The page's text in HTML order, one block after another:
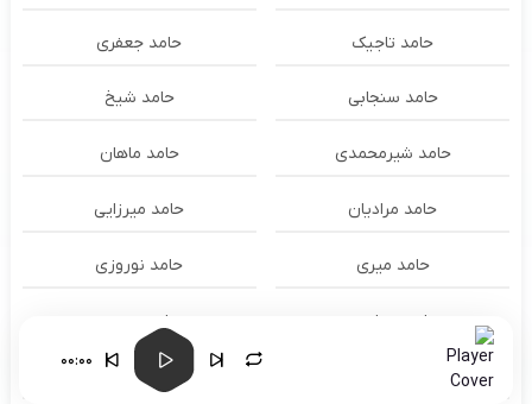
حامد تاجیک حامد جعفری
حامد سنجابی حامد شیخ
حامد شیرمحمدی حامد ماهان
حامد مرادیان حامد میرزایی
حامد میری حامد نوروزی
حامد همایون حامد هنرور
حامد یوسفی
00:00